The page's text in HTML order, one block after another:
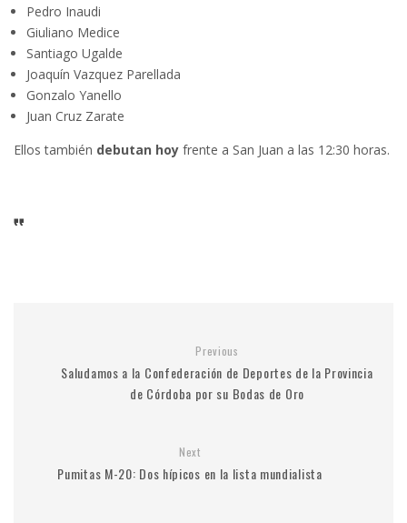
Pedro Inaudi
Giuliano Medice
Santiago Ugalde
Joaquín Vazquez Parellada
Gonzalo Yanello
Juan Cruz Zarate
Ellos también debutan hoy frente a San Juan a las 12:30 horas.
Previous
Saludamos a la Confederación de Deportes de la Provincia
de Córdoba por su Bodas de Oro
Next
Pumitas M-20: Dos hípicos en la lista mundialista